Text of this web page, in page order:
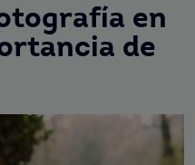
en
de